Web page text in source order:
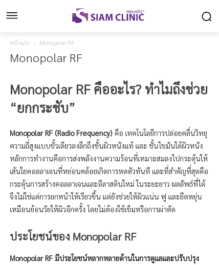
หน้าแรก Monopolar RF
Monopolar RF
Monopolar RF คืออะไร? ทำไมถึงช่วย
“ยกกระชับ”
Monopolar RF (Radio Frequency) คือ เทคโนโลยีการปล่อยคลื่นวิทยุ
ความถี่สูงแบบขั้วเดียวลงลึกถึงชั้นผิวหนังแท้ และ ชั้นไขมันใต้ผิวหนัง
หลักการทำงานคือการส่งพลังงานความร้อนที่เหมาะสมลงไปกระตุ้นให้
เส้นใยคอลลาเจนที่หย่อนคล้อยเกิดการหดตัวทันที และที่สำคัญที่สุดคือ
กระตุ้นการสร้างคอลลาเจนและอีลาสตินใหม่ ในระยะยาว ผลลัพธ์ที่ได้
จึงไม่ใช่แค่การยกหน้าให้เรียวขึ้น แต่ยังช่วยให้ผิวแน่น ฟู และยืดหยุ่น
เหมือนย้อนวัยให้ผิวอีกครั้ง โดยไม่ต้องใช้เข็มหรือการผ่าตัด
ประโยชน์ของ Monopolar RF
Monopolar RF มีประโยชน์หลากหลายด้านในการดูแลและปรับปรุง